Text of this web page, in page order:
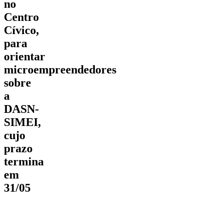
no
Centro
Cívico,
para
orientar
microempreendedores
sobre
a
DASN-
SIMEI,
cujo
prazo
termina
em
31/05